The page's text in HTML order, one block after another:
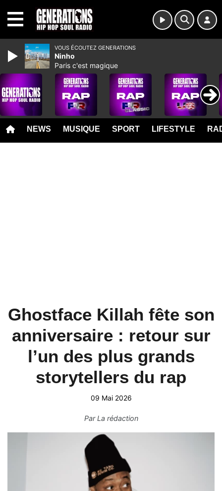
NEWS MUSIQUE SPORT LIFESTYLE
Ghostface Killah fête son
anniversaire : retour sur
l’un des plus grands
storytellers du rap
09 Mai 2026
ParLa rédaction
VOUS ÉCOUTEZ GENERATIONS
Ninho
Paris c'est magique